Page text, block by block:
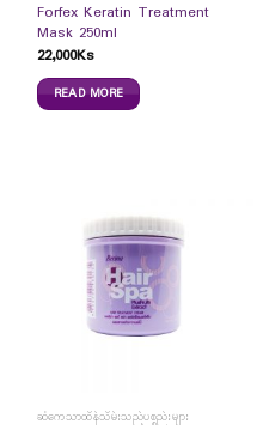
Forfex Keratin Treatment
Mask 250ml
22,000Ks
READ MORE
ဆံကေသာထိန်သိမ်းသည့်ပစ္စည်းများ